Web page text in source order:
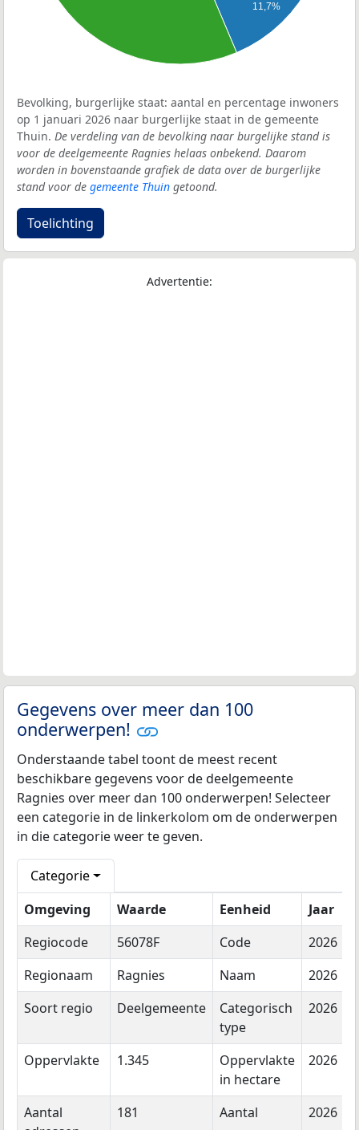
11,7%
Bevolking, burgerlijke staat: aantal en percentage inwoners
op 1 januari 2026 naar burgerlijke staat in de gemeente
Thuin. De verdeling van de bevolking naar burgelijke stand is
voor de deelgemeente Ragnies helaas onbekend. Daarom
worden in bovenstaande grafiek de data over de burgerlijke
stand voor de gemeente Thuin getoond.
Toelichting
Advertentie:
Gegevens over meer dan 100
onderwerpen!
Onderstaande tabel toont de meest recent
beschikbare gegevens voor de deelgemeente
Ragnies over meer dan 100 onderwerpen! Selecteer
een categorie in de linkerkolom om de onderwerpen
in die categorie weer te geven.
Categorie
Omgeving
Waarde Eenheid
Jaar
Regiocode
56078F Code
2026
Regionaam
Ragnies Naam
2026
Soort regio
Deelgemeente
Categorisch
type
2026
Oppervlakte 1.345
Oppervlakte
in hectare
2026
Aantal
181 Aantal 2026